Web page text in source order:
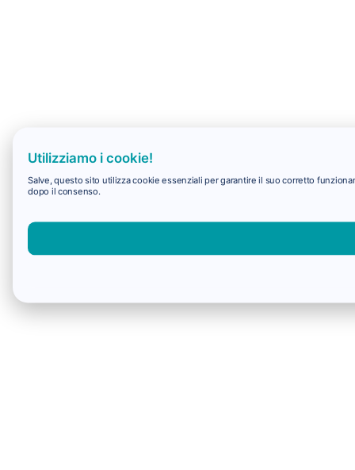
Utilizziamo i cookie!
Salve, questo sito utilizza cookie essenziali per garantire il suo corretto
dopo il consenso.